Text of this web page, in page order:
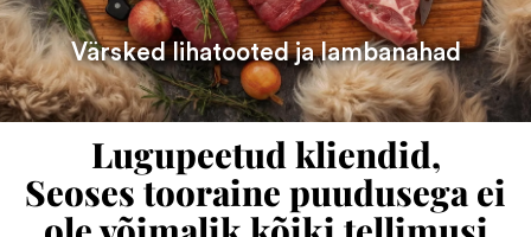
Värsked lihatooted ja lambanahad
Lugupeetud kliendid,
Seoses tooraine puudusega ei